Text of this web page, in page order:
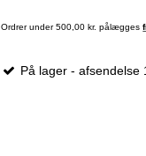
Ordrer under 500,00 kr. pålægges
På lager - afsendelse